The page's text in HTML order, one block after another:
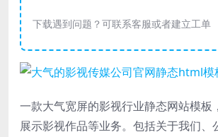
下载遇到问题？可联系客服或者建立工单
一款大气宽屏的影视行业静态网站模板
展示影视作品等业务。包括关于我们、